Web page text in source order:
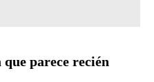
parece recién